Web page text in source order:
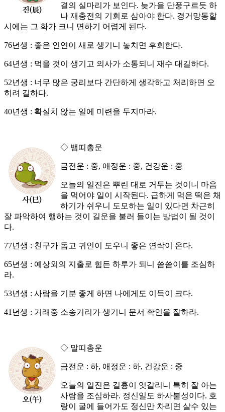
결의 실마리가 보인다. 늦가을 단풍구르듯 하
나 재충전의 기회로 삼아야 한다. 경거망동할
시에는 그 화가 크니 면하기 어렵게 된다.
76년생 : 좋은 인연이 새로 생기니 놓치면 후회한다.
64년생 : 먹을 것이 생기고 의사가 소통되니 재수 대길하다.
52년생 : 너무 많은 궁리보다 간단하게 생각하고 처리하면 오
히려 길하다.
40년생 : 확실치 않는 일에 미련을 두지마라.
◇ 뱀띠총운
금전운 : 중, 애정운 : 중, 건강운 : 중
오늘의 일진은 뿌린 대로 거두는 것이니 마음
을 먹어야 일이 시작된다. 급하게 먹은 떡은 채
하기가 쉬우니 도모하는 일이 있다면 차근히
잘 파악하여 행하는 것이 길운을 불러 들이는 방법이 될 것이
다.
77년생 : 친구가 돕고 귀인이 도우니 좋은 연락이 온다.
65년생 : 예상외의 지출로 힘든 하루가 되니 씀씀이를 조심하
라.
53년생 : 사람을 기분 좋게 하면 나에게도 이득이 크다.
41년생 : 거래중 소송거리가 생기니 문서 확인을 잘하라.
◇ 말띠총운
금전운 : 하, 애정운 : 하, 건강운 : 중
오늘의 일진은 길흉이 엇갈리니 특히 잘 아는
사람을 조심하라. 정신일도 하사불성이다. 호
랑이 굴에 들어가도 정신만 차리면 살수 있는